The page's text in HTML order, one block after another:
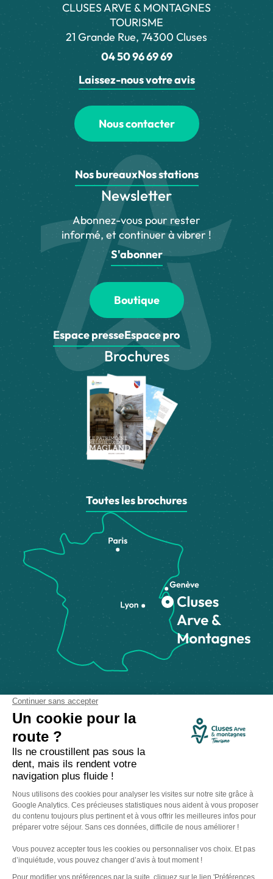
CLUSES ARVE & MONTAGNES
TOURISME
21 Grande Rue, 74300 Cluses
04 50 96 69 69
Laissez-nous votre avis
Nous contacter
Nos bureauxNos stations
Newsletter
Abonnez-vous pour rester
informé, et continuer à vibrer !
S'abonner
Boutique
Espace presseEspace pro
Brochures
Toutes les brochures
Comment venir ?
Made with by IRIS Interactive
Mentions légales - Politique de confidentialité
Accessibilité numérique
conditions d'utilisationde Google s'appliquent.